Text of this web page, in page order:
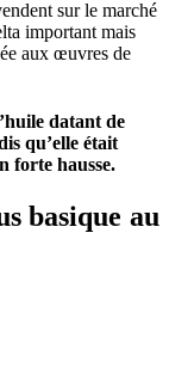
sur le marché
important mais
aux œuvres de
datant de
qu’elle était
forte hausse.
basique au